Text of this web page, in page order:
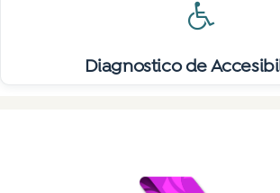
Diagnostico de